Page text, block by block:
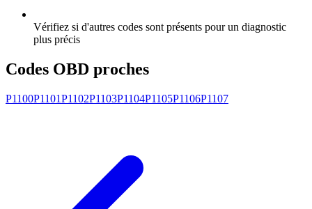
Vérifiez si d'autres codes sont présents pour un diagnostic
plus précis
Codes OBD proches
P1100P1101P1102P1103P1104P1105P1106P1107